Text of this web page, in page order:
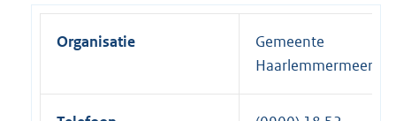
Organisatie
Gemeente
Haarlemmermeer